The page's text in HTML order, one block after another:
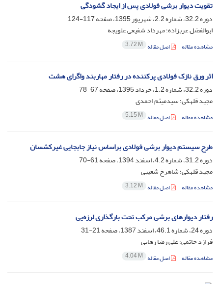
تقویت دیوار برشی فولادی پس از ایجاد گشودگی
دوره 32.2، شماره 2.2، شهریور 1395، صفحه
117-124
ابوالفضل عربزاده؛ مهرداد شفیعی علویجه
مشاهده مقاله اصل مقاله 3.72 M
اثر ورق نازک فولادی پرکننده در رفتار مهاربند واگرای هشت
دوره 32.2، شماره 1.2، خرداد 1395، صفحه
67-78
مجید قلهکی؛ سیدمیثم احمدی
مشاهده مقاله اصل مقاله 5.15 M
طرح سیستم دیوار برشی فولادی براساس نیاز جابجایی غیرکشسان
دوره 31.2، شماره 4.2، اسفند 1394، صفحه
61-70
مجید قلهکی؛ شاهرخ شعیبی
مشاهده مقاله اصل مقاله 3.12 M
رفتار دیوارهای برشی مرکب تحت بارگذاری لرزه‌یی
دوره 24، شماره 46.1، اسفند 1387، صفحه
21-31
فرازد حاتمی؛ علی رضا رهایی
مشاهده مقاله اصل مقاله 4.04 M